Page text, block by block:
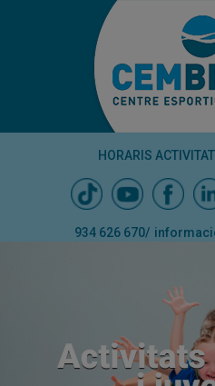
HORARIS
934 626 670/